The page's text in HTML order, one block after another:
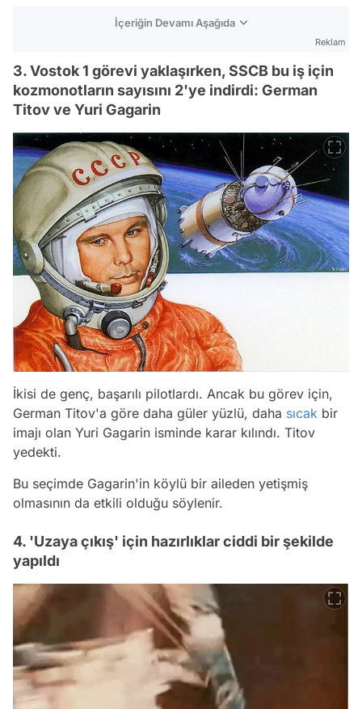
İçeriğin Devamı Aşağıda
Reklam
3. Vostok 1 görevi yaklaşırken, SSCB bu iş için
kozmonotların sayısını 2'ye indirdi: German
Titov ve Yuri Gagarin
İkisi de genç, başarılı pilotlardı. Ancak bu görev için,
German Titov'a göre daha güler yüzlü, daha sıcak bir
imajı olan Yuri Gagarin isminde karar kılındı. Titov
yedekti.
Bu seçimde Gagarin'in köylü bir aileden yetişmiş
olmasının da etkili olduğu söylenir.
4. 'Uzaya çıkış' için hazırlıklar ciddi bir şekilde
yapıldı